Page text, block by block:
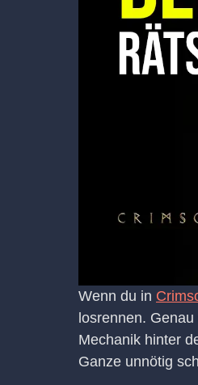
Wenn du in
losrennen.
Mechanik hinter
Ganze unnötig